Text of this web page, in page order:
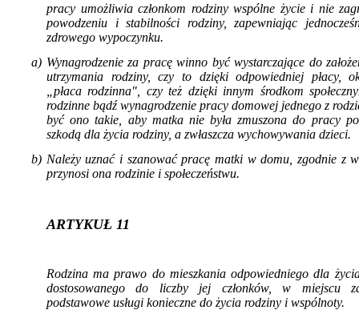
pracy umożliwia członkom rodziny wspólne życie i nie
powodzeniu i stabilności rodziny, zapewniając
zdro­wego wypoczynku.
a) Wynagrodzenie za pracę winno być wystar­czające do
utrzymania rodzi­ny, czy to dzięki odpowiedniej płacy,
„płaca rodzinna", czy też dzięki innym środkom
rodzinne bądź wynagro­dzenie pracy domowej jednego z
być ono takie, aby matka nie była zmuszona do pracy
szkodą dla życia rodziny, a zwłaszcza wychowywania dzieci.
b) Należy uznać i szanować pracę matki w do­mu, zgodnie z
przynosi ona rodzinie i społeczeństwu.
ARTYKUŁ 11
Rodzina ma prawo do mieszkania odpowied­niego dla
dostosowanego do liczby jej członków, w miejscu
podstawowe usługi konieczne do życia rodziny i wspólnoty.